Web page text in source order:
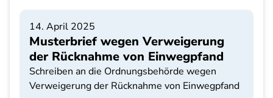
14. April 2025
Musterbrief wegen Verweigerung
der Rücknahme von Einwegpfand
Schreiben an die Ordnungsbehörde wegen
Verweigerung der Rücknahme von Einwegpfand